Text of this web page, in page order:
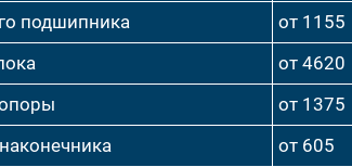
подшипника
от 1155
от 4620
от 1375
от 605